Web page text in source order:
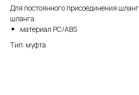
Для постоянного присоединения
шланга.
материал PC/ABS
Тип: муфта